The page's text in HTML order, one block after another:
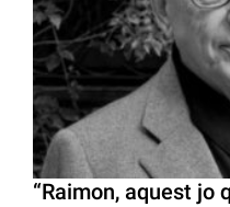
“Raimon, aquest jo